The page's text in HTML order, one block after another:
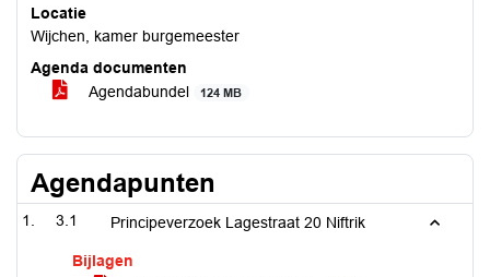
Locatie
Wijchen, kamer burgemeester
Agenda documenten
Agendabundel
124 MB
Agendapunten
3.1 Principeverzoek Lagestraat 20 Niftrik
Bijlagen